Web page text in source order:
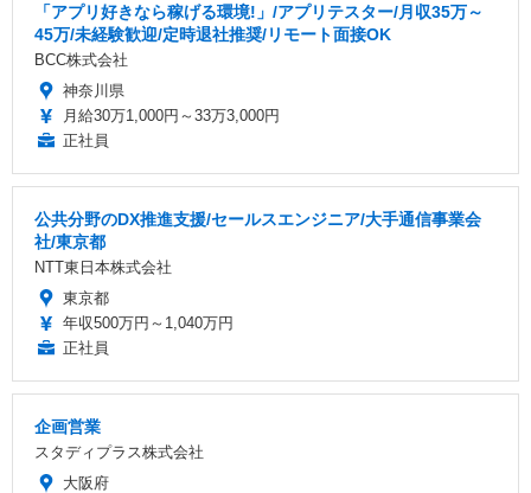
「アプリ好きなら稼げる環境!」/アプリテスター/月収35万～
45万/未経験歓迎/定時退社推奨/リモート面接OK
BCC株式会社
神奈川県
月給30万1,000円～33万3,000円
正社員
公共分野のDX推進支援/セールスエンジニア/大手通信事業会
社/東京都
NTT東日本株式会社
東京都
年収500万円～1,040万円
正社員
企画営業
スタディプラス株式会社
大阪府